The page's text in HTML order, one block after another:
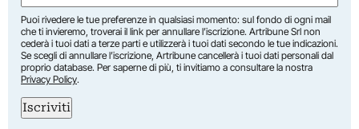
Puoi rivedere le tue preferenze in qualsiasi momento: sul fondo di ogni mail
che ti invieremo, troverai il link per annullare l’iscrizione. Artribune Srl non
cederà i tuoi dati a terze parti e utilizzerà i tuoi dati secondo le tue indicazioni.
Se scegli di annullare l’iscrizione, Artribune cancellerà i tuoi dati personali dal
proprio database. Per saperne di più, ti invitiamo a consultare la nostra
Privacy Policy.
Iscriviti